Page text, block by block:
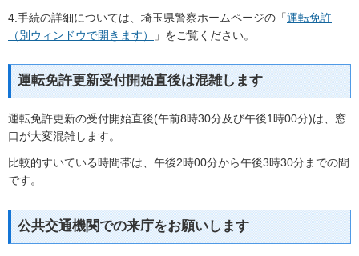
4.手続の詳細については、埼玉県警察ホームページの「運転免許
（別ウィンドウで開きます）
」をご覧ください。
運転免許更新受付開始直後は混雑します
運転免許更新の受付開始直後(午前8時30分及び午後1時00分)は、窓
口が大変混雑します。
比較的すいている時間帯は、午後2時00分から午後3時30分までの間
です。
公共交通機関での来庁をお願いします